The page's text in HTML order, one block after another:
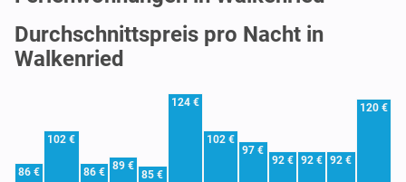
Durchschnittspreis pro Nacht in
Walkenried
86 €
102 €
86 € 89 €
85 €
124 €
102 €
97 €
92 € 92 € 92 €
120 €